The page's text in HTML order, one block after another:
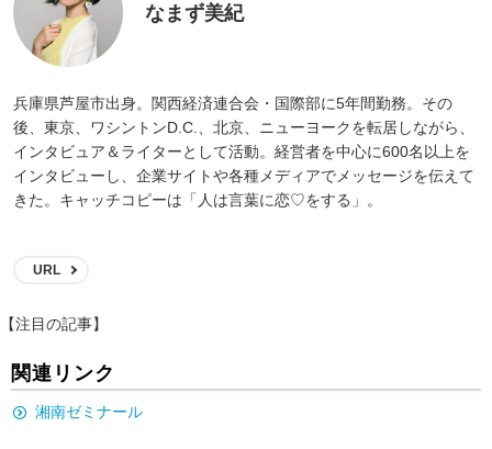
なまず美紀
兵庫県芦屋市出身。関西経済連合会・国際部に5年間勤務。その
後、東京、ワシントンD.C.、北京、ニューヨークを転居しながら、
インタビュア＆ライターとして活動。経営者を中心に600名以上を
インタビューし、企業サイトや各種メディアでメッセージを伝えて
きた。キャッチコピーは「人は言葉に恋♡をする」。
URL
【注目の記事】
関連リンク
湘南ゼミナール